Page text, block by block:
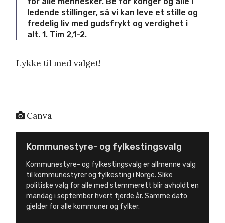
ledende stillinger, så vi kan leve et stille og
fredelig liv med gudsfrykt og verdighet i
alt. 1. Tim 2,1-2.
Lykke til med valget!
Canva
Kommunestyre- og fylkestingsvalg
Kommunestyre- og fylkestingsvalg er allmenne valg
til kommunestyrer og fylkesting i Norge. Slike
politiske valg for alle med stemmerett blir avholdt en
mandag i september hvert fjerde år. Samme dato
gjelder for alle kommuner og fylker.